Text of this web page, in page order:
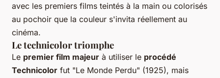
avec les premiers films teintés à la main ou colorisés
au pochoir que la couleur s'invita réellement au
cinéma.
Le technicolor triomphe
Le premier film majeur à utiliser le procédé
Technicolor fut "Le Monde Perdu" (1925), mais